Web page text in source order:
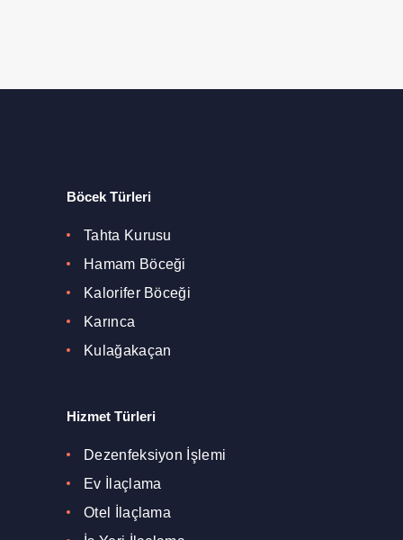
Böcek Türleri
Tahta Kurusu
Hamam Böceği
Kalorifer Böceği
Karınca
Kulağakaçan
Hizmet Türleri
Dezenfeksiyon İşlemi
Ev İlaçlama
Otel İlaçlama